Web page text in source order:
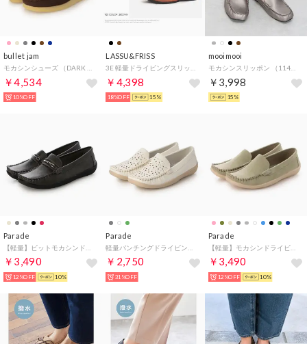
bullet jam
￥4,534
10%OFF
LASSU&FRISS
￥4,398
18%OFF 15%
mooimooi
モカシンスリッポン （1141ガンメタルPU）
￥3,998
15%
Parade
￥3,490
12%OFF 10%
Parade
￥2,750
31%OFF
Parade
【軽量】モカシンドライビングシューズ 18936 （ミント）
￥3,490
12%OFF 10%